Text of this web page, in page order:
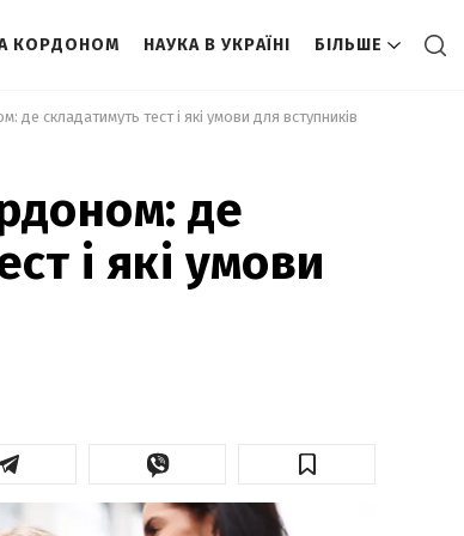
КОРДОНОМ НАУКА В УКРАЇНІ БІЛЬШЕ
складатимуть тест і які умови для вступників
де
і які умови